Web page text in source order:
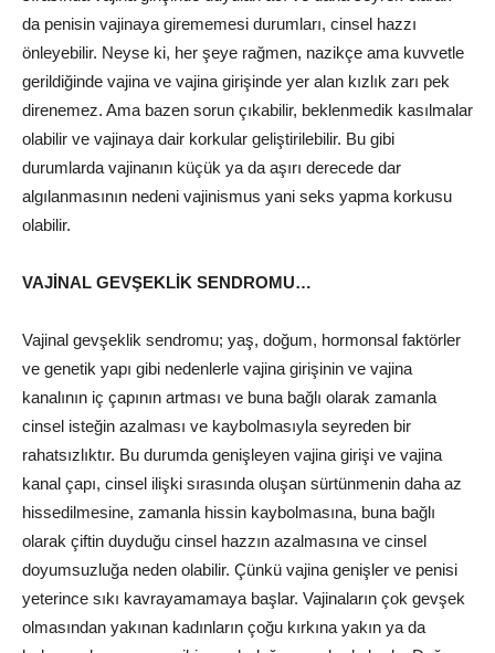
da penisin vajinaya girememesi durumları, cinsel hazzı
önleyebilir. Neyse ki, her şeye rağmen, nazikçe ama kuvvetle
gerildiğinde vajina ve vajina girişinde yer alan kızlık zarı pek
direnemez. Ama bazen sorun çıkabilir, beklenmedik kasılmalar
olabilir ve vajinaya dair korkular geliştirilebilir. Bu gibi
durumlarda vajinanın küçük ya da aşırı derecede dar
algılanmasının nedeni vajinismus yani seks yapma korkusu
olabilir.
VAJİNAL GEVŞEKLİK SENDROMU…
Vajinal gevşeklik sendromu; yaş, doğum, hormonsal faktörler
ve genetik yapı gibi nedenlerle vajina girişinin ve vajina
kanalının iç çapının artması ve buna bağlı olarak zamanla
cinsel isteğin azalması ve kaybolmasıyla seyreden bir
rahatsızlıktır. Bu durumda genişleyen vajina girişi ve vajina
kanal çapı, cinsel ilişki sırasında oluşan sürtünmenin daha az
hissedilmesine, zamanla hissin kaybolmasına, buna bağlı
olarak çiftin duyduğu cinsel hazzın azalmasına ve cinsel
doyumsuzluğa neden olabilir. Çünkü vajina genişler ve penisi
yeterince sıkı kavrayamamaya başlar. Vajinaların çok gevşek
olmasından yakınan kadınların çoğu kırkına yakın ya da